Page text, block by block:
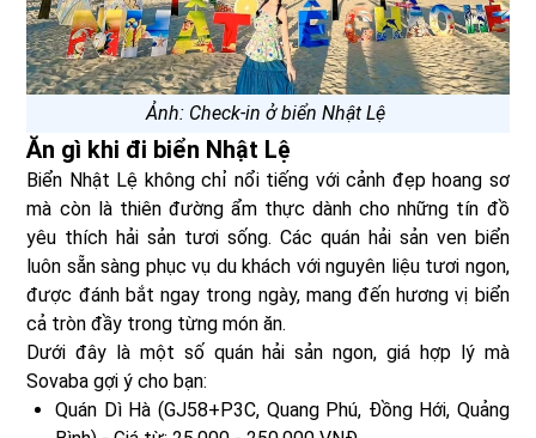
Ảnh: Check-in ở biển Nhật Lệ
Ăn gì khi đi biển Nhật Lệ
Biển Nhật Lệ không chỉ nổi tiếng với cảnh đẹp hoang sơ
mà còn là thiên đường ẩm thực dành cho những tín đồ
yêu thích hải sản tươi sống. Các quán hải sản ven biển
luôn sẵn sàng phục vụ du khách với nguyên liệu tươi ngon,
được đánh bắt ngay trong ngày, mang đến hương vị biển
cả tròn đầy trong từng món ăn.
Dưới đây là một số quán hải sản ngon, giá hợp lý mà
Sovaba gợi ý cho bạn:
Quán Dì Hà (GJ58+P3C, Quang Phú, Đồng Hới, Quảng